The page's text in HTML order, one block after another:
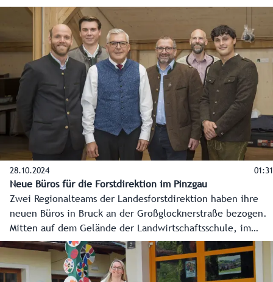
und gute Köpfe dazukommen. Die Konkurrenz ist stark,
doch der Landesdienst bietet ein "stimmiges Gesamtpaket"
auch für Leute aus der Privatwirtschaft. Davon ist Premißl
überzeugt.
28.10.2024 01:31
Neue Büros für die Forstdirektion im Pinzgau
Zwei Regionalteams der Landesforstdirektion haben ihre
neuen Büros in Bruck an der Großglocknerstraße bezogen.
Mitten auf dem Gelände der Landwirtschaftsschule, im
sanierten Bauernhaus, sind sie jetzt näher an den
betreuten Gebieten. Ein wichtiger Schritt der
Dezentralisierung, die hochwertige Jobs in den Regionen